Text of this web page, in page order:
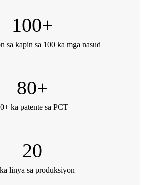
100+
sa kapin sa 100 ka mga nasud
80+
ka patente sa PCT
20
linya sa produksiyon